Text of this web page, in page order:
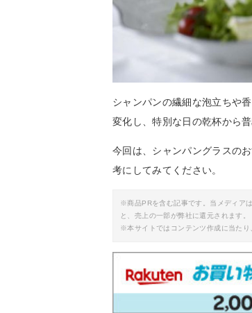
シャンパンの繊細な泡立ちや
変化し、特別な日の乾杯から
今回は、シャンパングラスの
考にしてみてください。
※商品PRを含む記事です。当メディア
と、売上の一部が弊社に還元されます。
※本サイトではコンテンツ作成に当たり